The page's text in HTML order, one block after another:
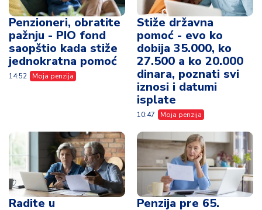
Penzioneri, obratite
pažnju - PIO fond
saopštio kada stiže
jednokratna pomoć
14:52 Moja penzija
Stiže državna
pomoć - evo ko
dobija 35.000, ko
27.500 a ko 20.000
dinara, poznati svi
iznosi i datumi
isplate
10:47 Moja penzija
Radite u
Penzija pre 65.